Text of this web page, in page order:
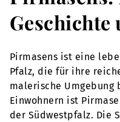
Geschichte
Pirmasens ist eine
Pfalz, die für ihre
malerische Umgebung
Einwohnern ist
der Südwestpfalz. Die